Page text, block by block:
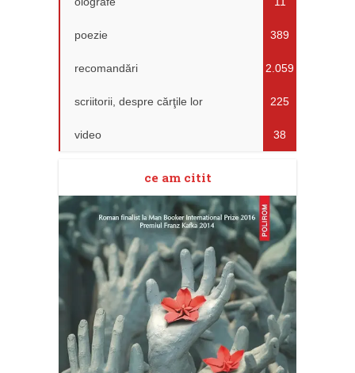
poezie 389
recomandări 2.059
scriitorii, despre cărţile lor 225
video 38
ce am citit